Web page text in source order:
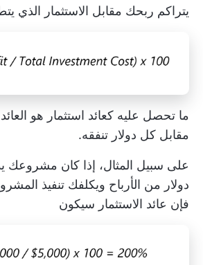
يتراكم ربحك مقابل الاستثمار الذي
ما تحصل عليه كعائد استثمار هو
مقابل كل دولار تنفقه.
فإن عائد الاستثمار سيكون